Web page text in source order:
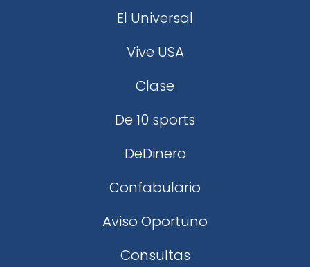
El Universal
Vive USA
Clase
De 10 sports
DeDinero
Confabulario
Aviso Oportuno
Consultas